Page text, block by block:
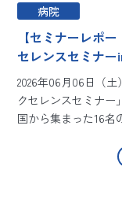
病院
【セミナーレポ
セレンスセミナー
2026年06月06日（
クセレンスセミナー
国から集まった16名